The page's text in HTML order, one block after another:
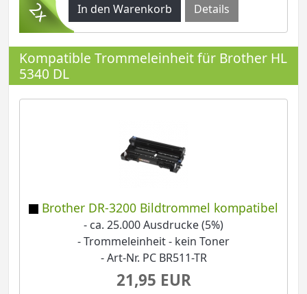
Details
Kompatible Trommeleinheit für Brother HL
5340 DL
Brother DR-3200 Bildtrommel kompatibel
- ca. 25.000 Ausdrucke (5%)
- Trommeleinheit - kein Toner
- Art-Nr. PC BR511-TR
21,95 EUR